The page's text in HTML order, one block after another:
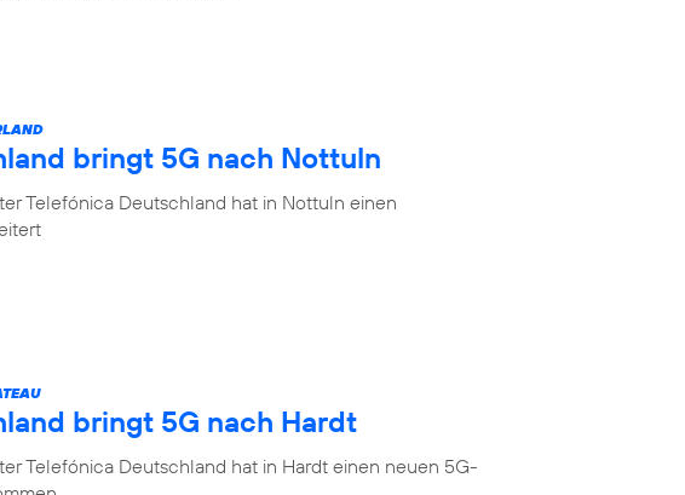
bringt 5G nach Nottuln
Telefónica Deutschland hat in Nottuln einen
bringt 5G nach Hardt
Telefónica Deutschland hat in Hardt einen neuen 5G-